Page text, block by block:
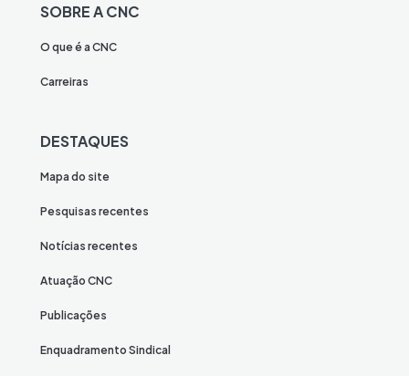
SOBRE A CNC
O que é a CNC
Carreiras
DESTAQUES
Mapa do site
Pesquisas recentes
Notícias recentes
Atuação CNC
Publicações
Enquadramento Sindical